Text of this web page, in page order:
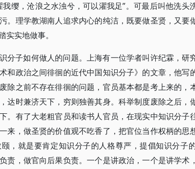
缨，沧浪之水浊兮，可以濯我足”。可最后叫他洗头
。理学教湖南人追求内心的纯洁，既要做圣贤，又要
实地做事。
分子如何做人的问题。上海有一位学者叫许纪霖，研
和政治之间徘徊的近代中国知识分子》的文章，他写
除之前不存在徘徊的问题，官员基本都是考上来的，
达时兼济天下，穷则独善其身。科举制度废除之后，
。有了大老粗官员和读书人官员，在现实中知识分子
来，做圣贤的价值观不吃香了，把官位当作权柄的思
，就是要肯定知识分子的人格尊严，提倡知识分子
责，做官向后果负责。一个是讲政治，一个是讲学术